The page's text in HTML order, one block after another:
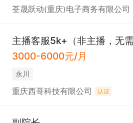
荃晟跃动(重庆)电子商务有限公司
主播客服5k+（非主播，无
3000-6000元/月
永川
重庆西哥科技有限公司 认证